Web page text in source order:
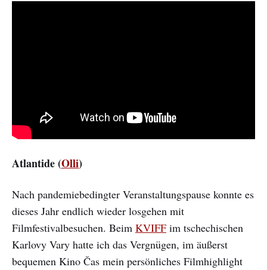
Atlantide (Olli)
Nach pandemiebedingter Veranstaltungspause konnte es
dieses Jahr endlich wieder losgehen mit
Filmfestivalbesuchen. Beim KVIFF im tschechischen
Karlovy Vary hatte ich das Vergnügen, im äußerst
bequemen Kino Čas mein persönliches Filmhighlight